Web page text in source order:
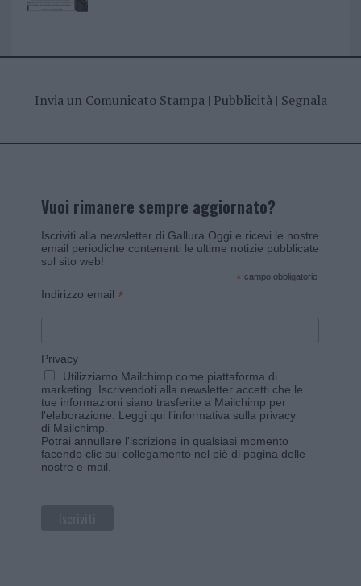
Invia un Comunicato Stampa| Pubblicità| Segnala
Vuoi rimanere sempre aggiornato?
Iscriviti alla newsletter di Gallura Oggi e ricevi le nostre
email periodiche contenenti le ultime notizie pubblicate
sul sito web!
* campo obbligatorio
Indirizzo email *
Privacy
Utilizziamo Mailchimp come piattaforma di
marketing. Iscrivendoti alla newsletter accetti che le
tue informazioni siano trasferite a Mailchimp per
l'elaborazione. Leggi qui l'informativa sulla privacy
di Mailchimp
Potrai annullare l'iscrizione in qualsiasi momento
facendo clic sul collegamento nel piè di pagina delle
nostre e-mail.